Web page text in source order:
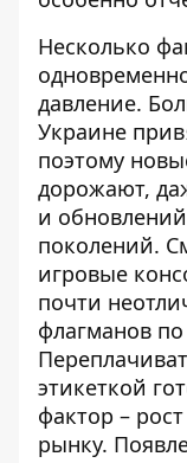
Несколько
давление.
Украине
поэтому
дорожают,
и
поколений.
игровые
почти
флагманов
этикеткой
фактор –
рынку.